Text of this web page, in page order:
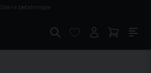
Säkra betalningar